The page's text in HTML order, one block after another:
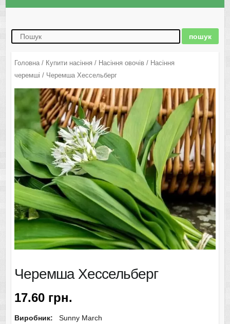
Головна/ Купити насіння / Насіння овочів/ Насіння
черемші / Черемша Хессельберг
Черемша Хессельберг
17.60 грн.
Виробник: Sunny March